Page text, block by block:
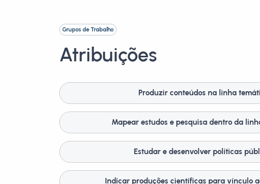
Grupos de Trabalho
Atribuições
Produzir conteúdos na linha
Mapear estudos e pesquisa dentro da
Estudar e desenvolver políticas
Indicar produções científicas para vínculo